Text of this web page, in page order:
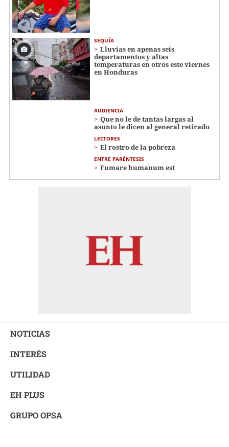
SEQUÍA
Lluvias en apenas seis
departamentos y altas
temperaturas en otros este viernes
en Honduras
AUDIENCIA
Que no le de tantas largas al
asunto le dicen al general retirado
LECTORES
El rostro de la pobreza
ENTRE PARÉNTESIS
Fumare humanum est
NOTICIAS
INTERÉS
UTILIDAD
EH PLUS
GRUPO OPSA